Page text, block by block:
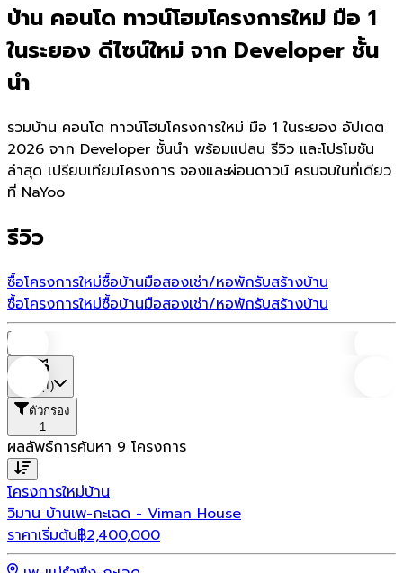
บ้าน คอนโด ทาวน์โฮมโครงการใหม่ มือ 1
ในระยอง ดีไซน์ใหม่ จาก Developer ชั้น
นำ
รวมบ้าน คอนโด ทาวน์โฮมโครงการใหม่ มือ 1 ในระยอง อัปเดต
2026 จาก Developer ชั้นนำ พร้อมแปลน รีวิว และโปรโมชัน
ล่าสุด เปรียบเทียบโครงการ จองและผ่อนดาวน์ ครบจบในที่เดียว
ที่ NaYoo
รีวิว
ซื้อโครงการใหม่ซื้อบ้านมือสองเช่า/หอพักรับสร้างบ้าน
ซื้อโครงการใหม่ซื้อบ้านมือสองเช่า/หอพักรับสร้างบ้าน
(1)
ตัวกรอง
1
ผลลัพธ์การค้นหา 9 โครงการ
โครงการใหม่บ้าน
วิมาน บ้านเพ-กะเฉด - Viman House
ราคาเริ่มต้น฿2,400,000